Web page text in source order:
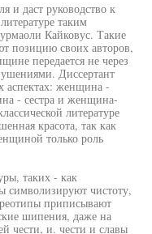
и даст руководство к
таким
Кайковус. Такие
позицию своих авторов,
передается не через
Диссертант
аспектах: женщина -
- сестра и женщина-
литературе
красота, так как
только роль
таких - как
чистоту,
приписывают
шипения, даже на
чести, и. чести и славы